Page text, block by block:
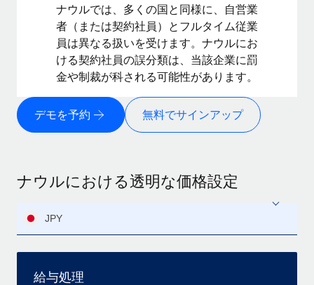
ナウルでは、多くの国と同様に、自営業
者（または契約社員）とフルタイム従業
員は異なる扱いを受けます。ナウルにお
ける契約社員の誤分類は、当該企業に罰
金や制裁が科される可能性があります。
デモを予約 無料でサインアップ
ナウルにおける透明な価格設定
JPY
給与処理